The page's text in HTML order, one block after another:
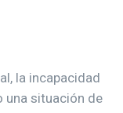
la incapacidad
una situación de